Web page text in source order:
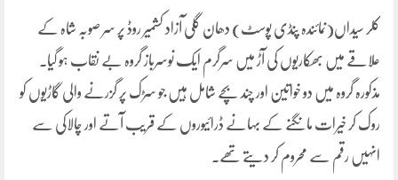
کلر سیداں(نمائندہ پنڈی پوسٹ) دھان گلی آزاد کشمیر روڈ پر سر صوبہ شاہ کے
علاقے میں بھکاریوں کی آڑ میں سرگرم ایک نوسرباز گروہ بے نقاب ہو گیا۔
مذکورہ گروہ میں دو خواتین اور چند بچے شامل ہیں جو سڑک پر گزرنے والی گاڑیوں کو
روک کر خیرات مانگنے کے بہانے ڈرائیوروں کے قریب آتے اور چالاکی سے
انہیں رقم سے محروم کر دیتے تھے۔